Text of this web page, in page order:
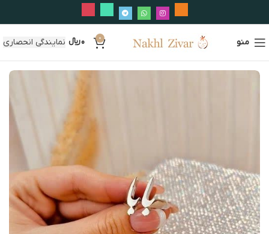
منو 0
0﷼ نمایندگی انحصاری